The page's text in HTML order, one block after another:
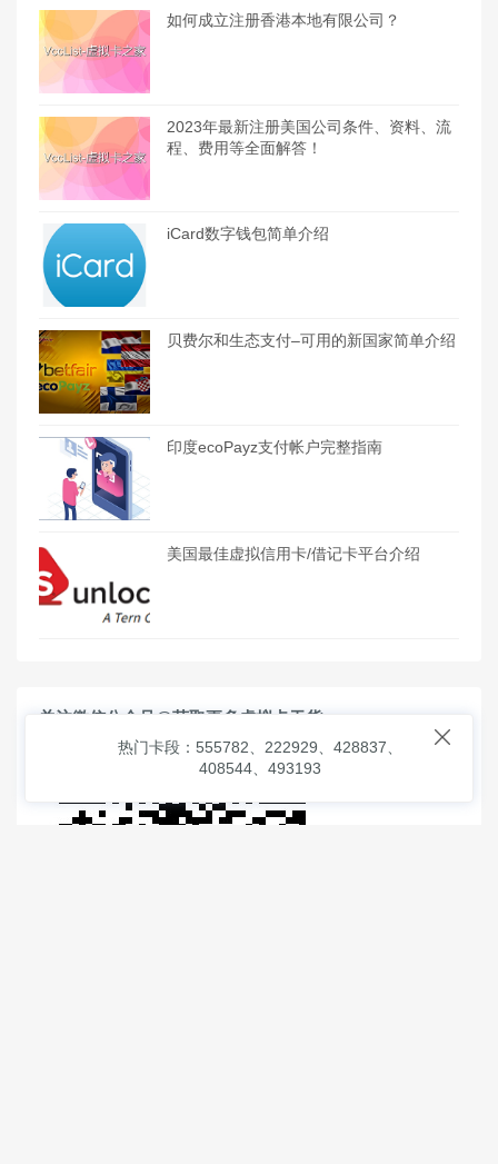
如何成立注册香港本地有限公司？
2023年最新注册美国公司条件、资料、流
程、费用等全面解答！
iCard数字钱包简单介绍
贝费尔和生态支付–可用的新国家简单介绍
印度ecoPayz支付帐户完整指南
美国最佳虚拟信用卡/借记卡平台介绍
关注微信公众号@获取更多虚拟卡干货

热门卡段：555782、222929、428837、
408544、493193